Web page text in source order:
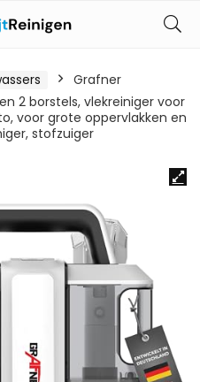
Grafner
2 borstels, vlekreiniger voor
voor grote oppervlakken en
stofzuiger